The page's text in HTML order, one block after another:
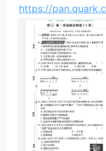
https://